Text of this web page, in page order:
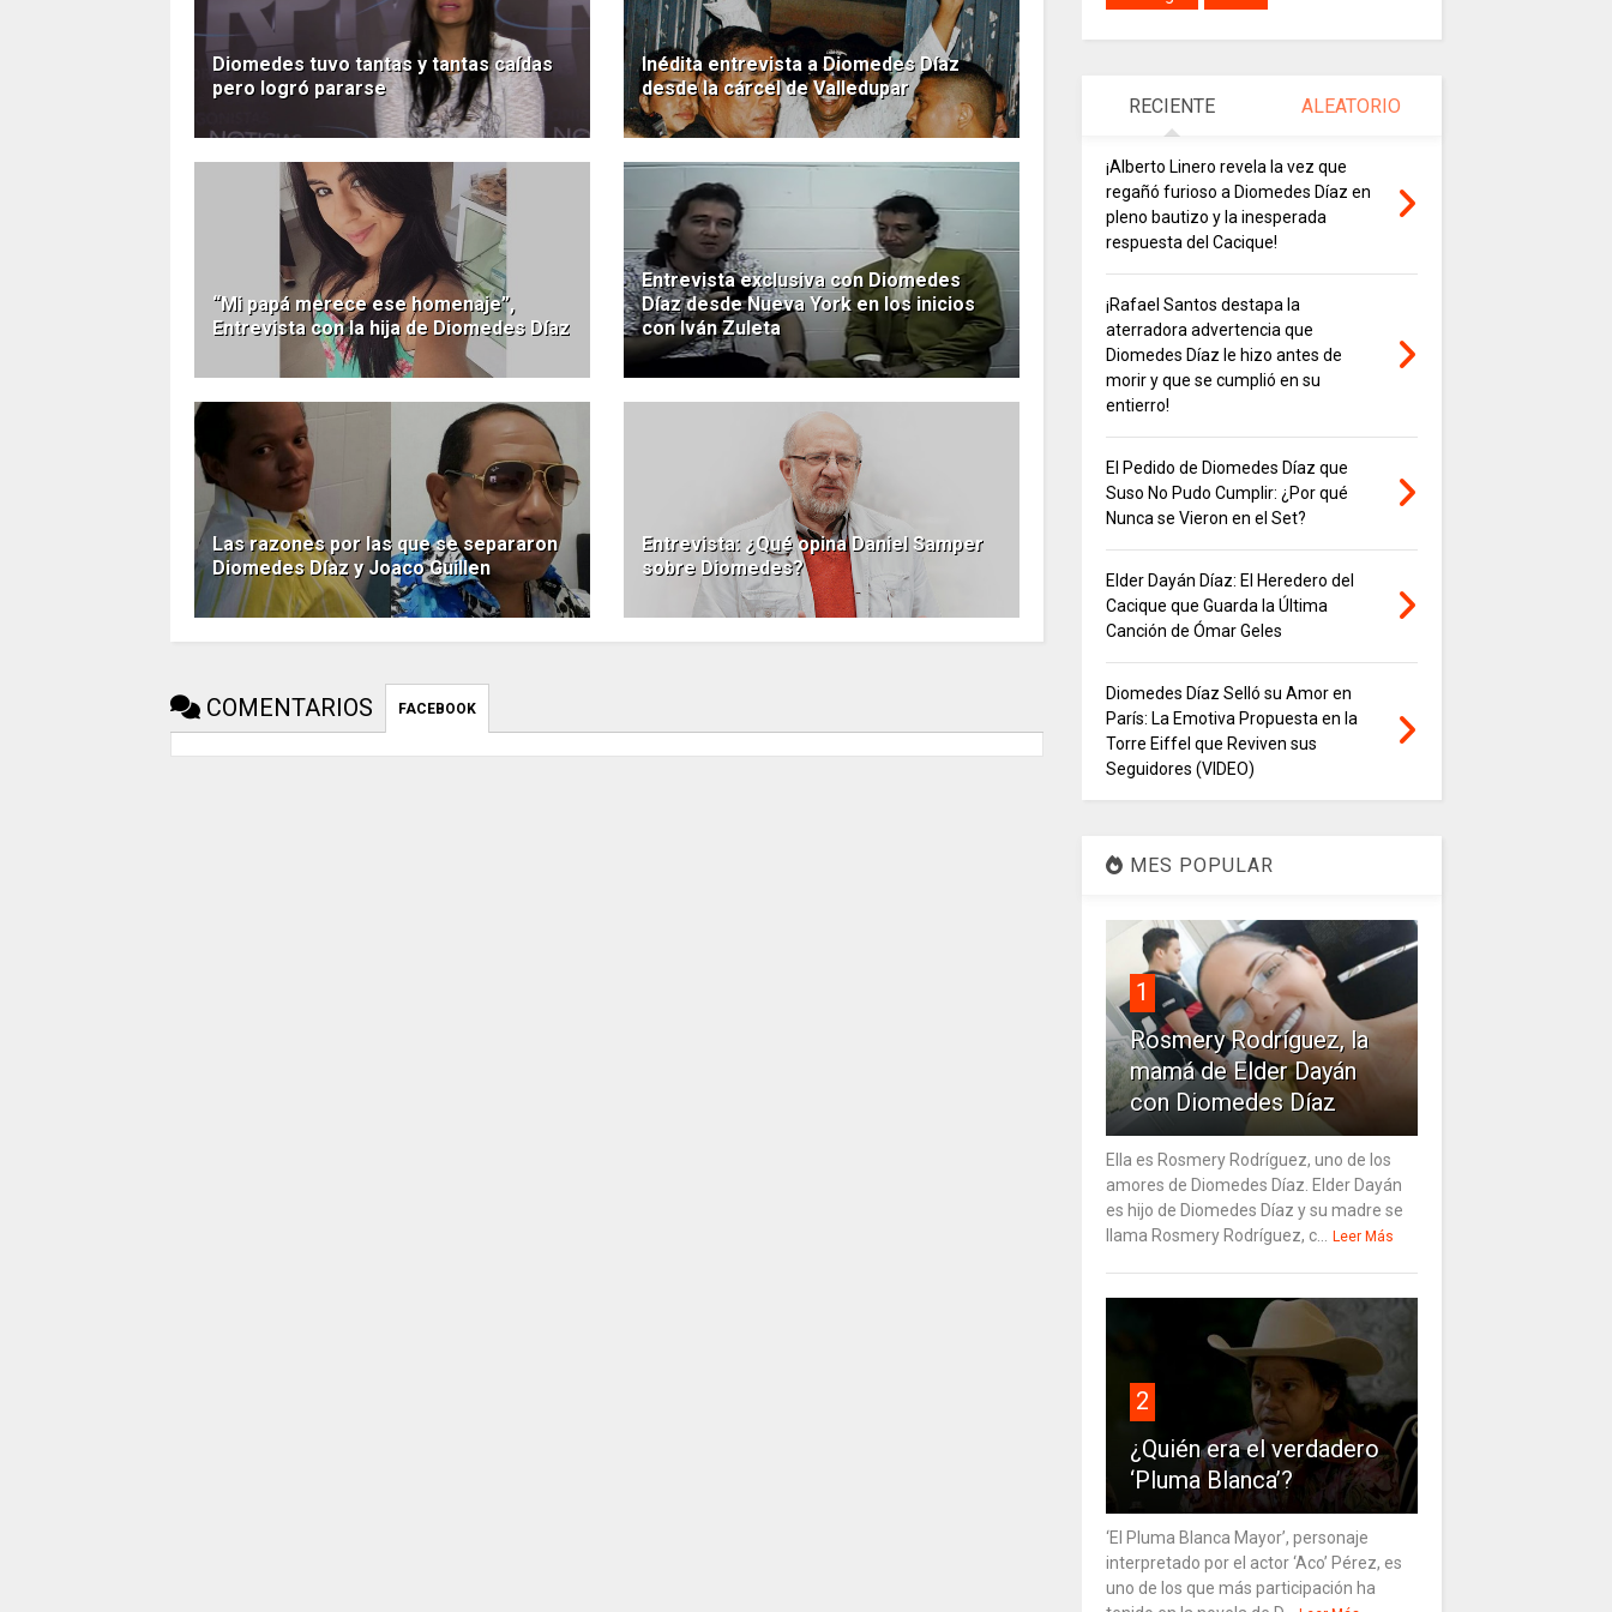
Diomedes tuvo tantas y tantas caídas
pero logró pararse
Inédita entrevista a Diomedes Díaz
desde la cárcel de Valledupar
“Mi papá merece ese homenaje”,
Entrevista con la hija de Diomedes Díaz
Entrevista exclusiva con Diomedes
Díaz desde Nueva York en los inicios
con Iván Zuleta
Las razones por las que se separaron
Diomedes Díaz y Joaco Guillen
Entrevista: ¿Qué opina Daniel Samper
sobre Diomedes?
COMENTARIOS FACEBOOK
RECIENTE ALEATORIO
¡Alberto Linero revela la vez que
regañó furioso a Diomedes Díaz en
pleno bautizo y la inesperada
respuesta del Cacique!
¡Rafael Santos destapa la
aterradora advertencia que
Diomedes Díaz le hizo antes de
morir y que se cumplió en su
entierro!
El Pedido de Diomedes Díaz que
Suso No Pudo Cumplir: ¿Por qué
Nunca se Vieron en el Set?
Elder Dayán Díaz: El Heredero del
Cacique que Guarda la Última
Canción de Ómar Geles
Diomedes Díaz Selló su Amor en
París: La Emotiva Propuesta en la
Torre Eiffel que Reviven sus
Seguidores (VIDEO)
MES POPULAR
1
Rosmery Rodríguez, la
mamá de Elder Dayán
con Diomedes Díaz
Ella es Rosmery Rodríguez, uno de los
amores de Diomedes Díaz. Elder Dayán
es hijo de Diomedes Díaz y su madre se
llama Rosmery Rodríguez, c... Leer Más
2
¿Quién era el verdadero
‘Pluma Blanca’?
‘El Pluma Blanca Mayor’, personaje
interpretado por el actor ‘Aco’ Pérez, es
uno de los que más participación ha